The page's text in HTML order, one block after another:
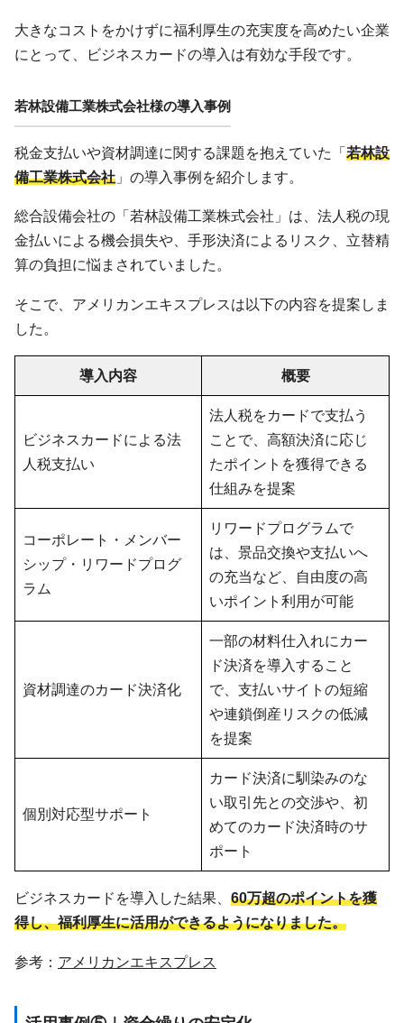
大きなコストをかけずに福利厚生の充実度を高めたい企業
にとって、ビジネスカードの導入は有効な手段です。
若林設備工業株式会社様の導入事例
税金支払いや資材調達に関する課題を抱えていた「若林設
備工業株式会社 」の導入事例を紹介します。
総合設備会社の「若林設備工業株式会社」は、法人税の現
金払いによる機会損失や、手形決済によるリスク、立替精
算の負担に悩まされていました。
そこで、アメリカンエキスプレスは以下の内容を提案しま
した。
導入内容 概要
ビジネスカードによる法
人税支払い
法人税をカードで支払う
ことで、高額決済に応じ
たポイントを獲得できる
仕組みを提案
コーポレート・メンバー
シップ・リワードプログ
ラム
リワードプログラムで
は、景品交換や支払いへ
の充当など、自由度の高
いポイント利用が可能
資材調達のカード決済化
一部の材料仕入れにカー
ド決済を導入すること
で、支払いサイトの短縮
や連鎖倒産リスクの低減
を提案
個別対応型サポート
カード決済に馴染みのな
い取引先との交渉や、初
めてのカード決済時のサ
ポート
ビジネスカードを導入した結果、 60万超のポイントを獲
得し、福利厚生に活用ができるようになりました。
参考： アメリカンエキスプレス